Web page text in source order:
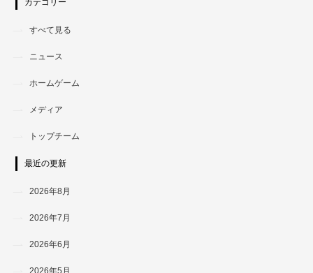
すべて見る
ニュース
ホームゲーム
メディア
トップチーム
最近の更新
2026年8月
2026年7月
2026年6月
2026年5月